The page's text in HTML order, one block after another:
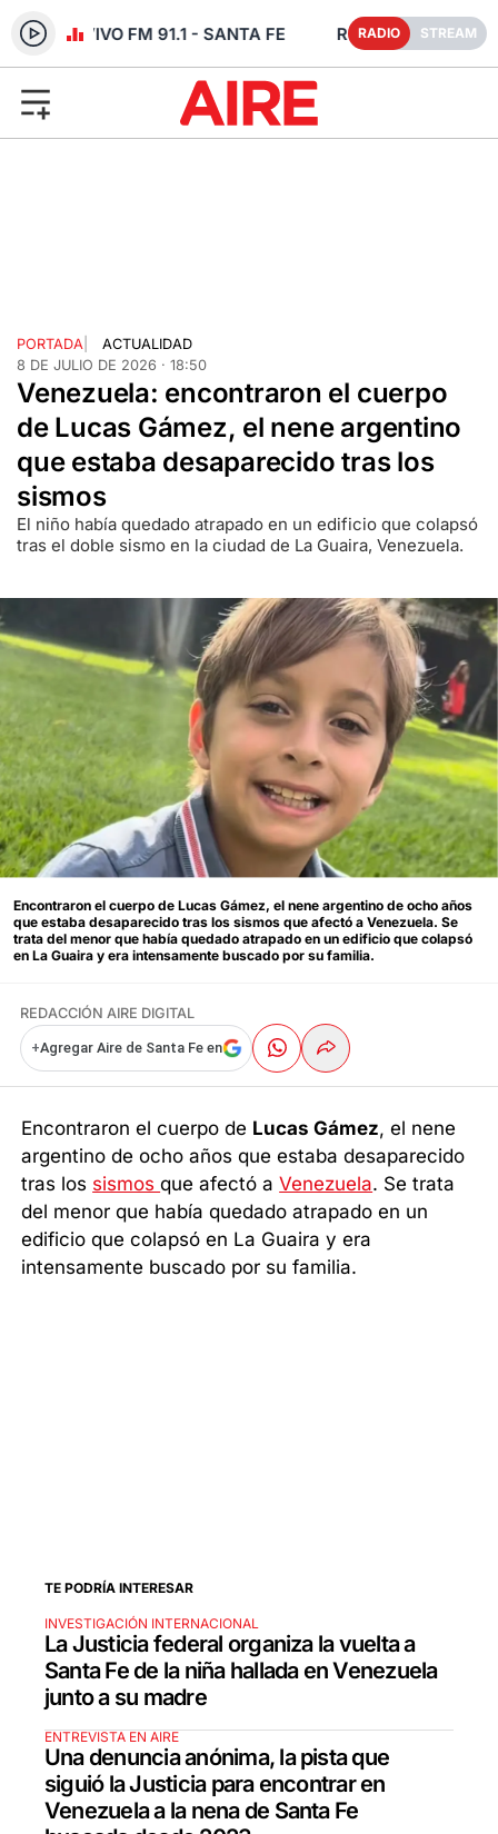
EN VIVO FM 91.1 - SANTA FE RADIO STREAM
PORTADA
ACTUALIDAD
8 DE JULIO DE 2026 · 18:50
Venezuela: encontraron el cuerpo
de Lucas Gámez, el nene argentino
que estaba desaparecido tras los
sismos
El niño había quedado atrapado en un edificio que colapsó
tras el doble sismo en la ciudad de La Guaira, Venezuela.
Encontraron el cuerpo de Lucas Gámez, el nene argentino de ocho años
que estaba desaparecido tras los sismos que afectó a Venezuela. Se
trata del menor que había quedado atrapado en un edificio que colapsó
en La Guaira y era intensamente buscado por su familia.
REDACCIÓN AIRE DIGITAL
+Agregar Aire de Santa Fe en
Encontraron el cuerpo de Lucas Gámez, el nene
argentino de ocho años que estaba desaparecido
tras los sismosque afectó aVenezuela. Se trata
del menor que había quedado atrapado en un
edificio que colapsó en La Guaira y era
intensamente buscado por su familia.
TE PODRÍA INTERESAR
INVESTIGACIÓN INTERNACIONAL
La Justicia federal organiza la vuelta a
Santa Fe de la niña hallada en Venezuela
junto a su madre
ENTREVISTA EN AIRE
Una denuncia anónima, la pista que
siguió la Justicia para encontrar en
Venezuela a la nena de Santa Fe